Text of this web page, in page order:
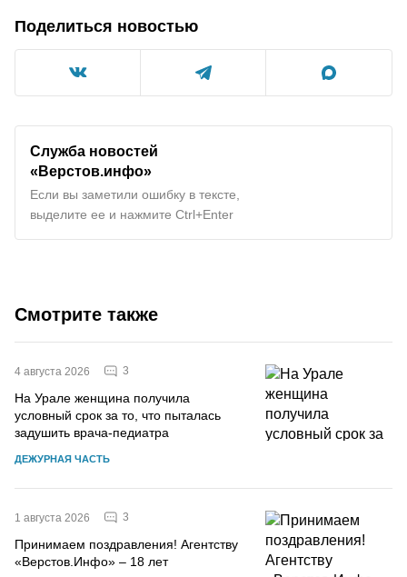
Поделиться новостью
Служба новостей
«Верстов.инфо»
Если вы заметили ошибку в тексте,
выделите ее и нажмите Ctrl+Enter
Смотрите также
4 августа 2026 3
На Урале женщина получила
условный срок за то, что пыталась
задушить врача-педиатра
ДЕЖУРНАЯ ЧАСТЬ
1 августа 2026 3
Принимаем поздравления! Агентству
«Верстов.Инфо» – 18 лет